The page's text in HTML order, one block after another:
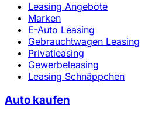
Leasing Angebote
Marken
E-Auto Leasing
Gebrauchtwagen Leasing
Privatleasing
Gewerbeleasing
Leasing Schnäppchen
Auto kaufen